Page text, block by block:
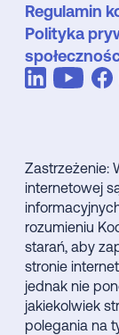
Regulamin
Polityka
Zastrzeżenie:
internetowej
rozumieniu
starań, aby
stronie
jednak nie
jakiekolwiek
polegania na